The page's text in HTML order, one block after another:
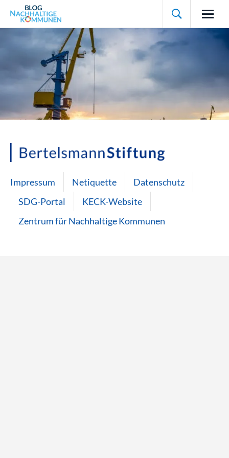

Impressum Netiquette
Datenschutz
SDG-Portal
KECK-Website
Zentrum für Nachhaltige Kommunen